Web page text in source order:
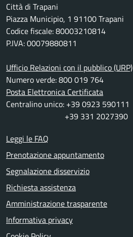
Città di Trapani
Piazza Municipio, 1 91100 Trapani
Codice fiscale: 80003210814
P.IVA: 00079880811
Ufficio Relazioni con il pubblico (URP)
Numero verde: 800 019 764
Posta Elettronica Certificata
Centralino unico: +39 0923 590111
+39 331 2027390
Leggi le FAQ
Prenotazione appuntamento
Segnalazione disservizio
Richiesta assistenza
Amministrazione trasparente
Informativa privacy